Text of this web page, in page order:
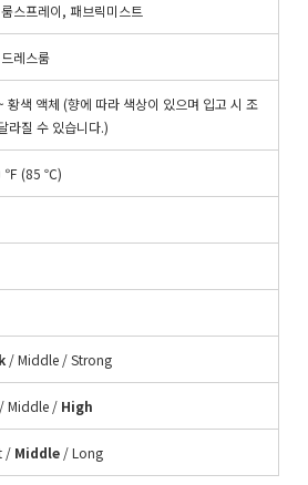
스프레이, 패브릭미스트
레스룸
황색 액체 (향에 따라 색상이 있으며 입고 시 조
라질 수 있습니다.)
℉ (85 ℃)
/ Middle /Strong
Middle / High
/ Middle /Long